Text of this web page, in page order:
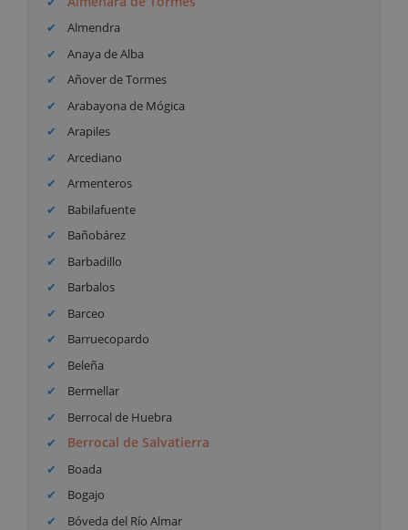
Almendra
Anaya de Alba
Añover de Tormes
Arabayona de Mógica
Arapiles
Arcediano
Armenteros
Babilafuente
Bañobárez
Barbadillo
Barbalos
Barceo
Barruecopardo
Beleña
Bermellar
Berrocal de Huebra
Berrocal de Salvatierra
Boada
Bogajo
Bóveda del Río Almar